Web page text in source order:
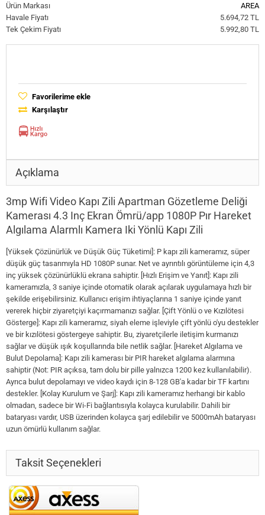
Ürün Markası
AREA
Havale Fiyatı
5.694,72 TL
Tek Çekim Fiyatı
5.992,80 TL
Favorilerime ekle
Karşılaştır
Açıklama
3mp Wifi Video Kapı Zili Apartman Gözetleme Deliği
Kamerası 4.3 Inç Ekran Ömrü/app 1080P Pır Hareket
Algılama Alarmlı Kamera Iki Yönlü Kapı Zili
[Yüksek Çözünürlük ve Düşük Güç Tüketimi]: P kapı zili kameramız, süper
düşük güç tasarımıyla HD 1080P sunar. Net ve ayrıntılı görüntüleme için 4,3
inç yüksek çözünürlüklü ekrana sahiptir. [Hızlı Erişim ve Yanıt]: Kapı zili
kameramızla, 3 saniye içinde otomatik olarak açılarak uygulamaya hızlı bir
şekilde erişebilirsiniz. Kullanıcı erişim ihtiyaçlarına 1 saniye içinde yanıt
vererek hiçbir ziyaretçiyi kaçırmamanızı sağlar. [Çift Yönlü o ve Kızılötesi
Gösterge]: Kapı zili kameramız, siyah eleme işleviyle çift yönlü o'yu destekler
ve bir kızılötesi göstergeye sahiptir. Bu, ziyaretçilerle iletişim kurmanızı
sağlar ve düşük ışık koşullarında bile netlik sağlar. [Hareket Algılama ve
Bulut Depolama]: Kapı zili kamerası bir PIR hareket algılama alarmına
sahiptir (Not: PIR açıksa, tam dolu bir pille yalnızca 1200 kez kullanılabilir).
Ayrıca bulut depolamayı ve video kaydı için 8-128 GB'a kadar bir TF kartını
destekler. [Kolay Kurulum ve Şarj]: Kapı zili kameramız herhangi bir kablo
olmadan, sadece bir Wi-Fi bağlantısıyla kolayca kurulabilir. Dahili bir
bataryası vardır, USB üzerinden kolayca şarj edilebilir ve 5000mAh bataryası
uzun ömürlü kullanım sağlar.
Taksit Seçenekleri